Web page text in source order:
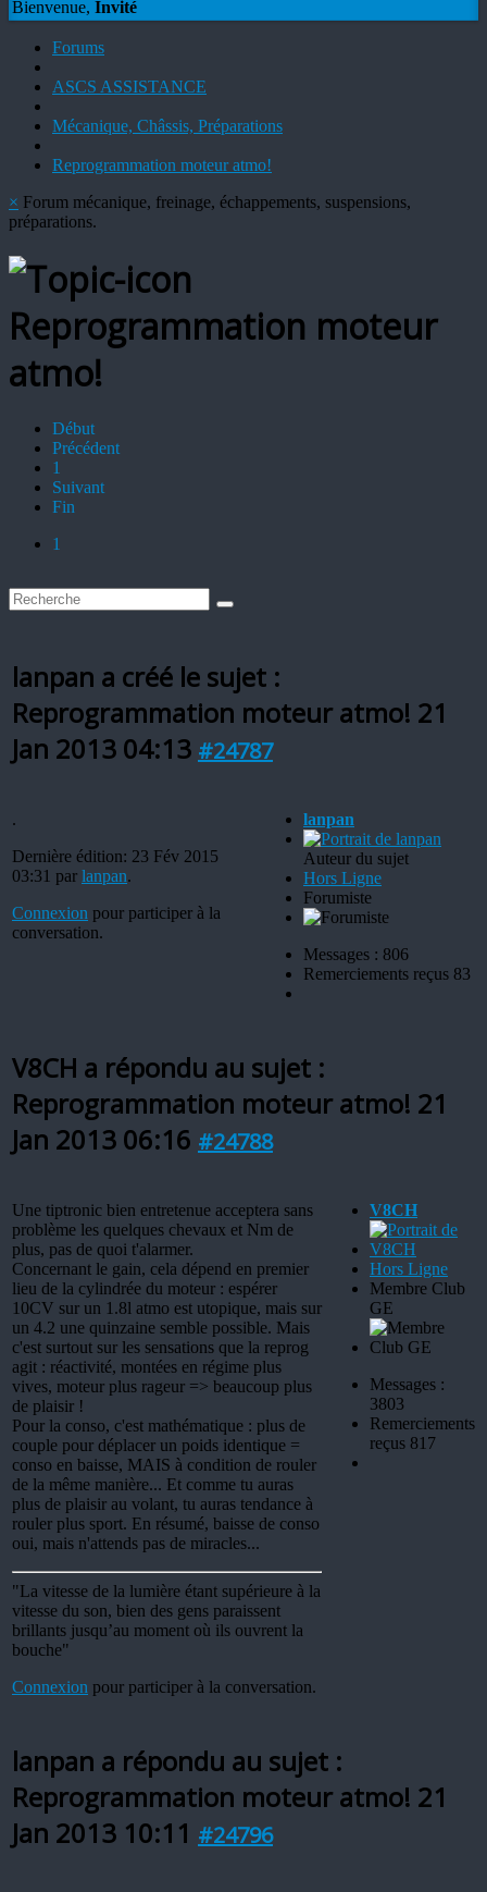
Bienvenue, Invité
Forums
ASCS ASSISTANCE
Mécanique, Châssis, Préparations
Reprogrammation moteur atmo!
× Forum mécanique, freinage, échappements, suspensions,
préparations.
Reprogrammation moteur
atmo!
Début
Précédent
1
Suivant
Fin
1
lanpan a créé le sujet :
Reprogrammation moteur atmo! 21
Jan 2013 04:13 #24787
.
Dernière édition: 23 Fév 2015
03:31 par lanpan.
Connexion pour participer à la
conversation.
lanpan
Auteur du sujet
Hors Ligne
Forumiste
Messages : 806
Remerciements reçus 83
V8CH a répondu au sujet :
Reprogrammation moteur atmo! 21
Jan 2013 06:16 #24788
Une tiptronic bien entretenue acceptera sans
problème les quelques chevaux et Nm de
plus, pas de quoi t'alarmer.
Concernant le gain, cela dépend en premier
lieu de la cylindrée du moteur : espérer
10CV sur un 1.8l atmo est utopique, mais sur
un 4.2 une quinzaine semble possible. Mais
c'est surtout sur les sensations que la reprog
agit : réactivité, montées en régime plus
vives, moteur plus rageur => beaucoup plus
de plaisir !
Pour la conso, c'est mathématique : plus de
couple pour déplacer un poids identique =
conso en baisse, MAIS à condition de rouler
de la même manière... Et comme tu auras
plus de plaisir au volant, tu auras tendance à
rouler plus sport. En résumé, baisse de conso
oui, mais n'attends pas de miracles...
"La vitesse de la lumière étant supérieure à la
vitesse du son, bien des gens paraissent
brillants jusqu’au moment où ils ouvrent la
bouche"
Connexion pour participer à la conversation.
V8CH
Hors Ligne
Membre Club
GE
Messages :
3803
Remerciements
reçus 817
lanpan a répondu au sujet :
Reprogrammation moteur atmo! 21
Jan 2013 10:11 #24796